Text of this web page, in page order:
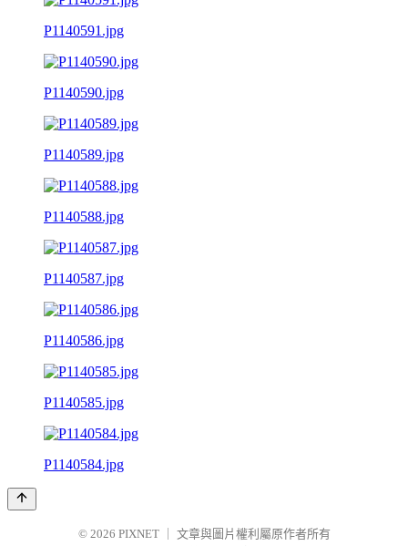
P1140591.jpg
P1140590.jpg
P1140589.jpg
P1140588.jpg
P1140587.jpg
P1140586.jpg
P1140585.jpg
P1140584.jpg
© 2026 PIXNET
文章與圖片權利屬原作者所有